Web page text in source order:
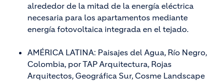
alrededor de la mitad de la energía eléctrica
necesaria para los apartamentos mediante
energía fotovoltaica integrada en el tejado.
AMÉRICA LATINA: Paisajes del Agua, Río Negro,
Colombia, por TAP Arquitectura, Rojas
Arquitectos, Geográfica Sur, Cosme Landscape